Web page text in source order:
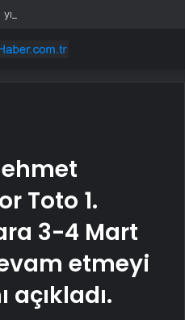
Toto 1.
3-4 Mart
etmeyi
açıkladı.